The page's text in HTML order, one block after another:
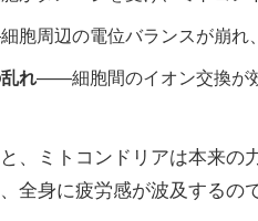
周辺の電位バランスが崩れ
れ——細胞間のイオン交換が
、ミトコンドリアは本来
全身に疲労感が波及するので